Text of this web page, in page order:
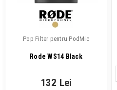
Pop Filter pentru PodMic
Rode WS14 Black
132 Lei